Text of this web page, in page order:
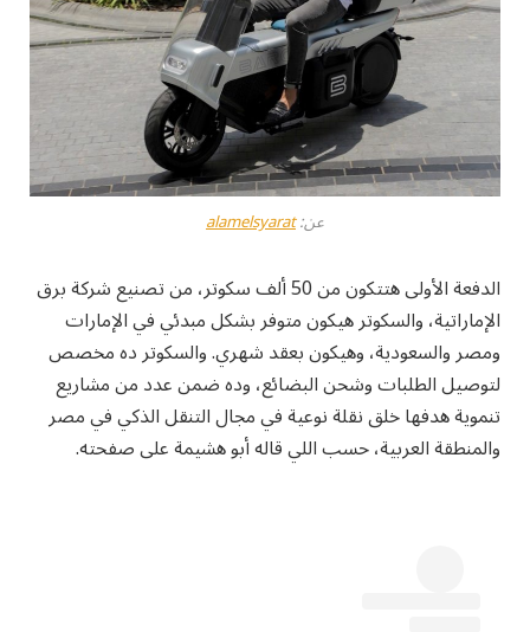
عن:alamelsyarat
الدفعة الأولى هتتكون من 50 ألف سكوتر، من تصنيع شركة برق
الإماراتية، والسكوتر هيكون متوفر بشكل مبدئي في الإمارات
ومصر والسعودية، وهيكون بعقد شهري. والسكوتر ده مخصص
لتوصيل الطلبات وشحن البضائع، وده ضمن عدد من مشاريع
تنموية هدفها خلق نقلة نوعية في مجال التنقل الذكي في مصر
والمنطقة العربية، حسب اللي قاله أبو هشيمة على صفحته.